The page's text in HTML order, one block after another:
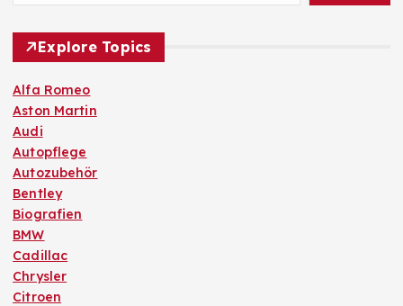
Explore Topics
Alfa Romeo
Aston Martin
Audi
Autopflege
Autozubehör
Bentley
Biografien
BMW
Cadillac
Chrysler
Citroen